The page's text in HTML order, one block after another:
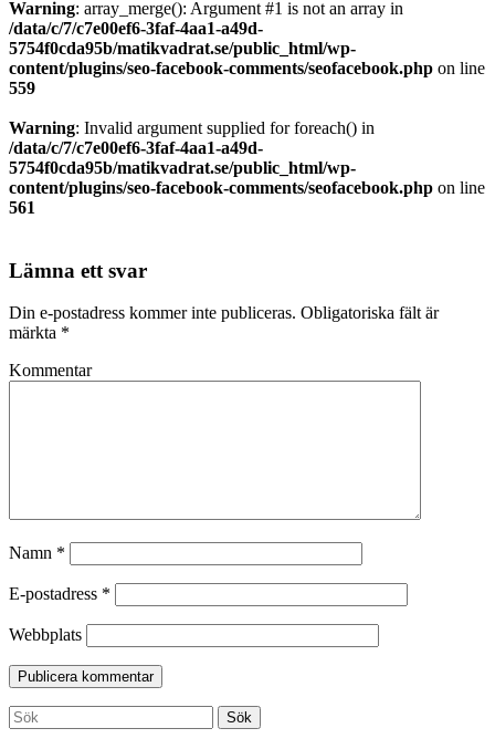
Warning: array_merge(): Argument #1 is not an array in
/data/c/7/c7e00ef6-3faf-4aa1-a49d-
5754f0cda95b/matikvadrat.se/public_html/wp-
content/plugins/seo-facebook-comments/seofacebook.php on line
559
Warning: Invalid argument supplied for foreach() in
/data/c/7/c7e00ef6-3faf-4aa1-a49d-
5754f0cda95b/matikvadrat.se/public_html/wp-
content/plugins/seo-facebook-comments/seofacebook.php on line
561
Lämna ett svar
Din e-postadress kommer inte publiceras. Obligatoriska fält är
märkta *
Kommentar
Namn *
E-postadress *
Webbplats
Search
for:
Sök